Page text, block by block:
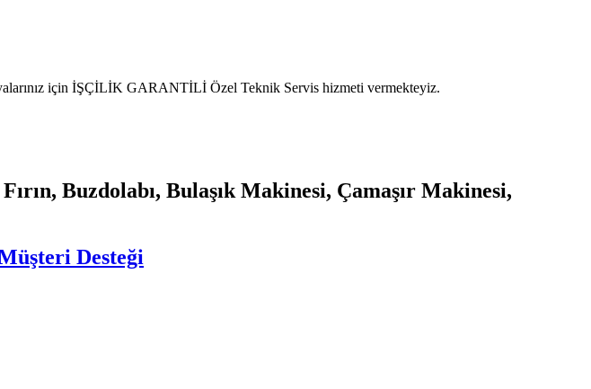
için İŞÇİLİK GARANTİLİ Özel Teknik Servis hizmeti vermekteyiz.
Buzdolabı, Bulaşık Makinesi, Çamaşır Makinesi,
Desteği